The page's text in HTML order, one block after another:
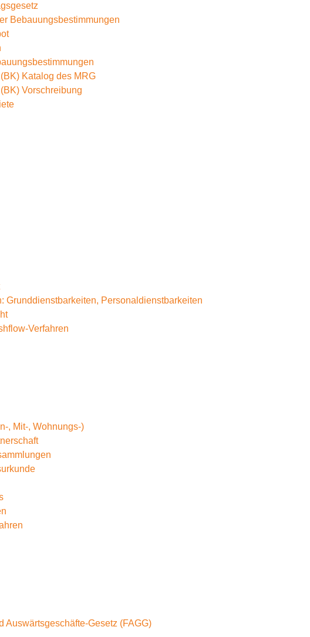
Bebauungsbestimmungen
Katalog des MRG
Vorschreibung
Grunddienstbarkeiten, Personaldienstbarkeiten
Verfahren
, Mit-, Wohnungs-)
Auswärtsgeschäfte-Gesetz (FAGG)